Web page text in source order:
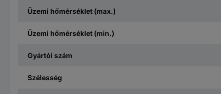
Üzemi hőmérséklet (max.)
Üzemi hőmérséklet (min.)
Gyártói szám
Szélesség